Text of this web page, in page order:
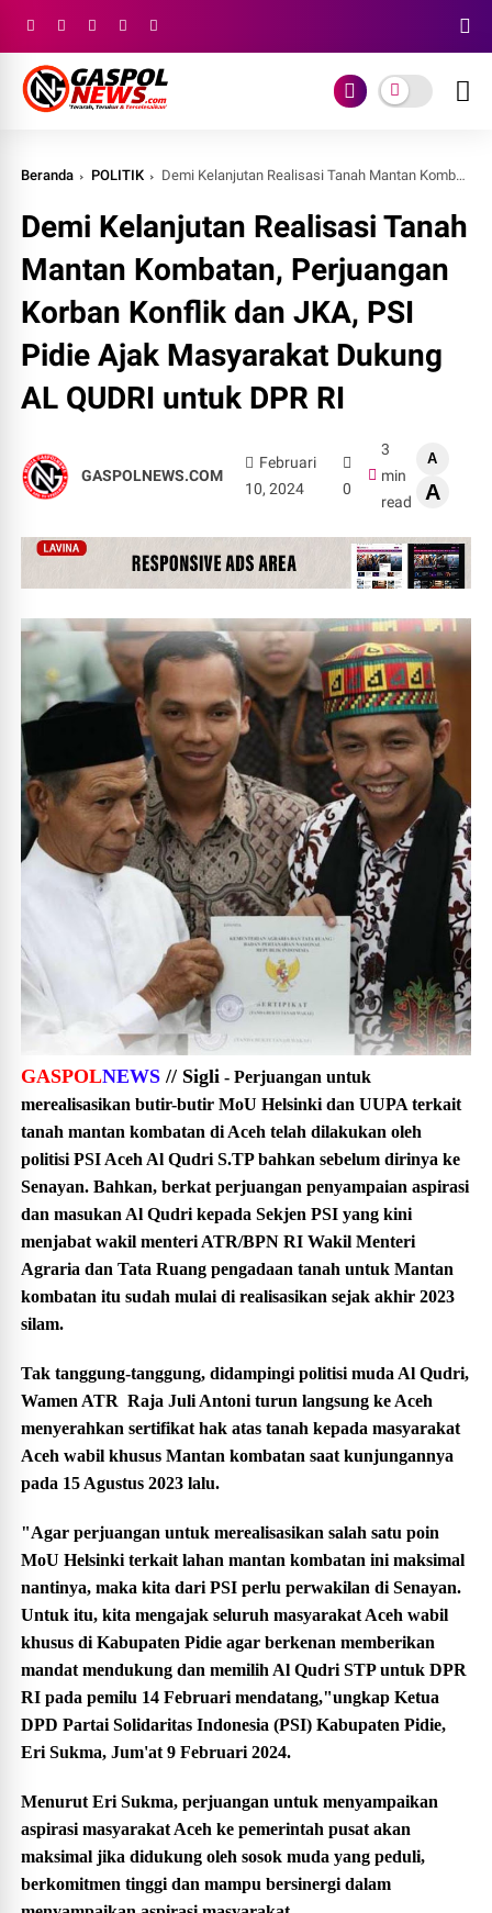
Beranda POLITIK Demi Kelanjutan Realisasi Tanah Mantan Kombatan, Perjuangan Korban Konflik dan JKA, PSI Pidie Ajak Masyarakat Dukung AL QUDRI untuk DPR RI
Demi Kelanjutan Realisasi Tanah
Mantan Kombatan, Perjuangan
Korban Konflik dan JKA, PSI
Pidie Ajak Masyarakat Dukung
AL QUDRI untuk DPR RI
GASPOLNEWS.COM
Februari
10, 2024
0
3
min
read
A
A
GASPOLNEWS // Sigli - Perjuangan untuk
merealisasikan butir-butir MoU Helsinki dan UUPA terkait
tanah mantan kombatan di Aceh telah dilakukan oleh
politisi PSI Aceh Al Qudri S.TP bahkan sebelum dirinya ke
Senayan. Bahkan, berkat perjuangan penyampaian aspirasi
dan masukan Al Qudri kepada Sekjen PSI yang kini
menjabat wakil menteri ATR/BPN RI Wakil Menteri
Agraria dan Tata Ruang pengadaan tanah untuk Mantan
kombatan itu sudah mulai di realisasikan sejak akhir 2023
silam.
Tak tanggung-tanggung, didampingi politisi muda Al Qudri,
Wamen ATR Raja Juli Antoni turun langsung ke Aceh
menyerahkan sertifikat hak atas tanah kepada masyarakat
Aceh wabil khusus Mantan kombatan saat kunjungannya
pada 15 Agustus 2023 lalu.
"Agar perjuangan untuk merealisasikan salah satu poin
MoU Helsinki terkait lahan mantan kombatan ini maksimal
nantinya, maka kita dari PSI perlu perwakilan di Senayan.
Untuk itu, kita mengajak seluruh masyarakat Aceh wabil
khusus di Kabupaten Pidie agar berkenan memberikan
mandat mendukung dan memilih Al Qudri STP untuk DPR
RI pada pemilu 14 Februari mendatang,"ungkap Ketua
DPD Partai Solidaritas Indonesia (PSI) Kabupaten Pidie,
Eri Sukma, Jum'at 9 Februari 2024.
Menurut Eri Sukma, perjuangan untuk menyampaikan
aspirasi masyarakat Aceh ke pemerintah pusat akan
maksimal jika didukung oleh sosok muda yang peduli,
berkomitmen tinggi dan mampu bersinergi dalam